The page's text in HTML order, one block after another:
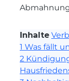
Inhalte
1 Was fällt
2